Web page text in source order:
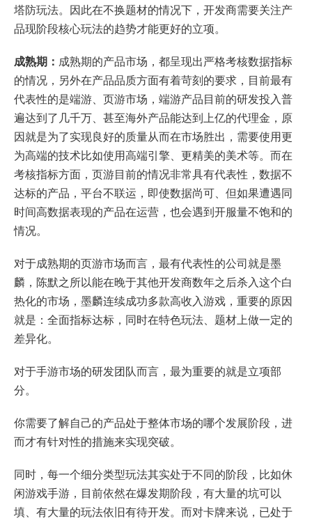
塔防玩法。因此在不换题材的情况下，开发商需要关注产
品现阶段核心玩法的趋势才能更好的立项。
成熟期： 成熟期的产品市场，都呈现出严格考核数据指标
的情况，另外在产品品质方面有着苛刻的要求，目前最有
代表性的是端游、页游市场，端游产品目前的研发投入普
遍达到了几千万、甚至海外产品能达到上亿的代理金，原
因就是为了实现良好的质量从而在市场胜出，需要使用更
为高端的技术比如使用高端引擎、更精美的美术等。而在
考核指标方面，页游目前的情况非常具有代表性，数据不
达标的产品，平台不联运，即使数据尚可、但如果遭遇同
时间高数据表现的产品在运营，也会遇到开服量不饱和的
情况。
对于成熟期的页游市场而言，最有代表性的公司就是墨
麟，陈默之所以能在晚于其他开发商数年之后杀入这个白
热化的市场，墨麟连续成功多款高收入游戏，重要的原因
就是：全面指标达标，同时在特色玩法、题材上做一定的
差异化。
对于手游市场的研发团队而言，最为重要的就是立项部
分。
你需要了解自己的产品处于整体市场的哪个发展阶段，进
而才有针对性的措施来实现突破。
同时，每一个细分类型玩法其实处于不同的阶段，比如休
闲游戏手游，目前依然在爆发期阶段，有大量的坑可以
填、有大量的玩法依旧有待开发。而对卡牌来说，已处于